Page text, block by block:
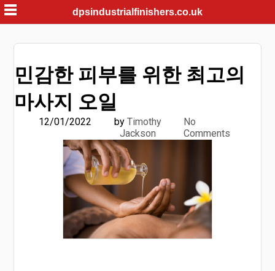
Skip
to
content
dpsindustrialfinishers.co.uk
민감한 피부를 위한 최고의
마사지 오일
12/01/2022 by Timothy
Jackson
No
Comments